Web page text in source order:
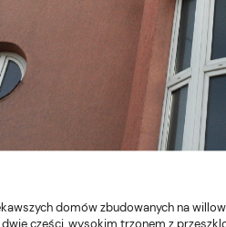
domów zbudowanych na
dwie części, wysokim trzonem z